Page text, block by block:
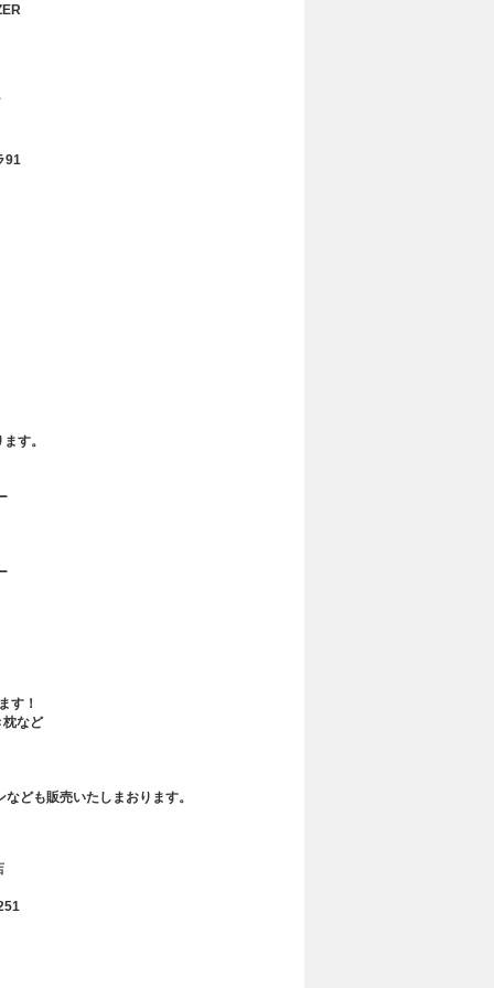
91
す。
す！
など
も販売いたしまおります。